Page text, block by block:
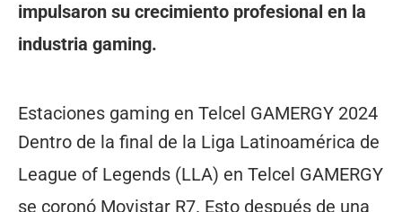
impulsaron su crecimiento profesional en la
industria gaming.
Estaciones gaming en Telcel GAMERGY 2024
Dentro de la final de la Liga Latinoamérica de
League of Legends (LLA) en Telcel GAMERGY
se coronó Movistar R7. Esto después de una